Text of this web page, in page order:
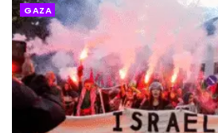
GAZA